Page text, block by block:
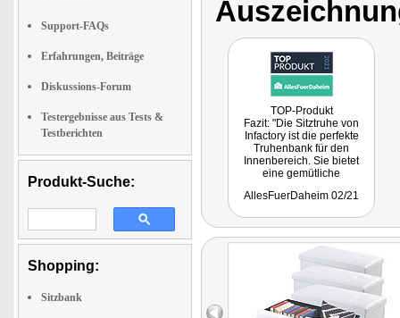
Support-FAQs
Erfahrungen, Beiträge
Diskussions-Forum
Testergebnisse aus Tests &
Testberichten
Produkt-Suche:
Shopping:
Sitzbank
TOP-Produkt
Fazit: "Die Sitztruhe von
Infactory ist die perfekte
Truhenbank für den
Innenbereich. Sie bietet
eine gemütliche
gleichzeitig genug Platz um
ausklappen und den Deckel
darauf geben und schon ist
die Truhe aufgebaut. Durch
die unterschiedlichen
Farben findet jeder die
passende Truhenbank für
sein Zuhause."
AllesFuerDaheim 02/21